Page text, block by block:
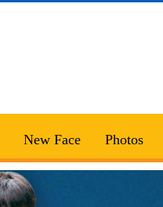
New Face Photos